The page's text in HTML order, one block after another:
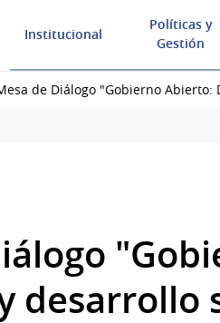
Institucional
Políticas y
Gestión
de Diálogo "Gobierno
desarrollo